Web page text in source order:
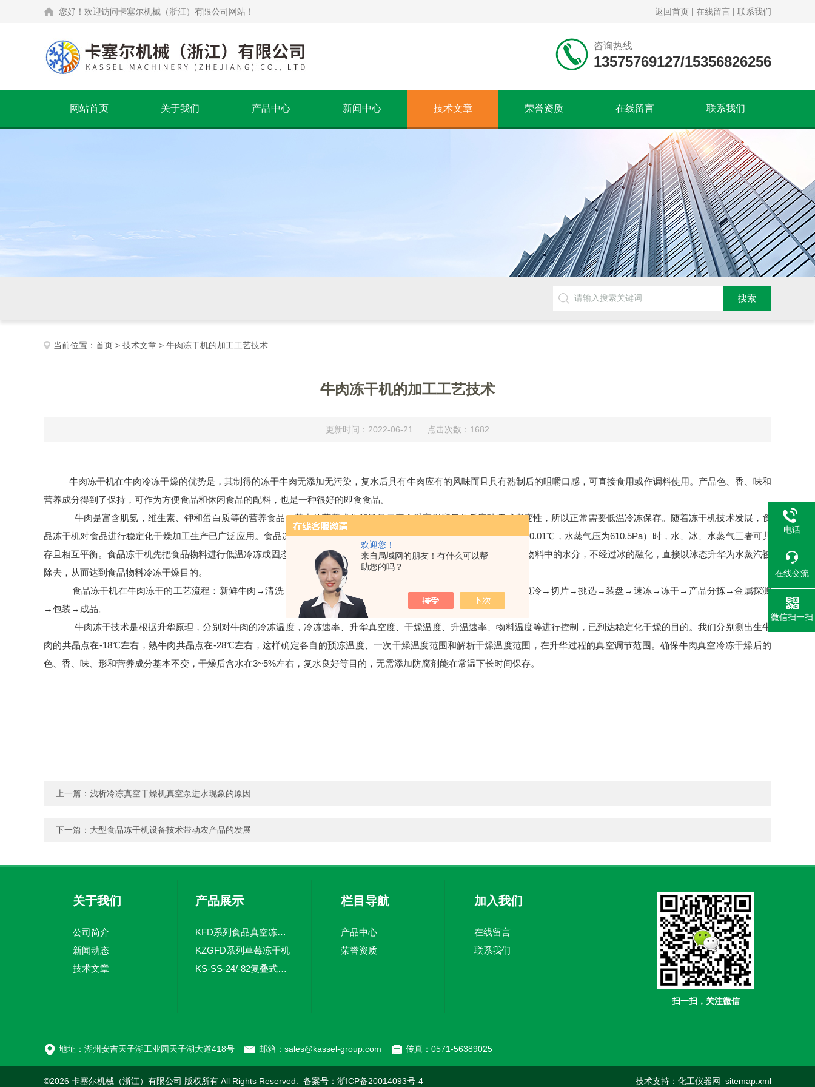
欢迎您！
来自局域网的朋友！有什么可以帮
助您的吗？
您好！欢迎访问卡塞尔机械（浙江）有限公司网站！ 返回首页 | 在线留言 | 联系我们
咨询热线
13575769127/15356826256
网站首页 关于我们 产品中心 新闻中心 技术文章 荣誉资质 在线留言 联系我们
当前位置： 首页 > 技术文章 > 牛肉冻干机的加工工艺技术
牛肉冻干机的加工工艺技术
更新时间：2022-06-21 点击次数：1682
牛肉冻干机在牛肉冷冻干燥的优势是，其制得的冻干牛肉无添加无污染，复水后具有牛肉应有的风味而且具有熟制后的咀嚼口感，可直接食用或作调料使用。产品色、香、味和
营养成分得到了保持，可作为方便食品和休闲食品的配料，也是一种很好的即食食品。
牛肉是富含肌氨，维生素、钾和蛋白质等的营养食品，其中的营养成分和微量元素会受高温和氧化反应破坏或者变性，所以正常需要低温冷冻保存。随着冻干机技术发展，食
品冻干机对食品进行稳定化干燥加工生产已广泛应用。食品冻干机的工作原理是基于水的三态变化，水在三相点（温度为0.01℃，水蒸气压为610.5Pa）时，水、冰、水蒸气三者可共
存且相互平衡。食品冻干机先把食品物料进行低温冷冻成固态，而后在高真空状态下，利用升华原理，使预先冻结的食品物料中的水分，不经过冰的融化，直接以冰态升华为水蒸汽被
除去，从而达到食品物料冷冻干燥目的。
食品冻干机在牛肉冻干的工艺流程：新鲜牛肉→清洗→分割→绞制→配料滚肉→灌肠制模→煮制→冷却→脱模→预冷→切片→挑选→装盘→速冻→冻干→产品分拣→金属探测
→包装→成品。
牛肉冻干技术是根据升华原理，分别对牛肉的冷冻温度，冷冻速率、升华真空度、干燥温度、升温速率、物料温度等进行控制，已到达稳定化干燥的目的。我们分别测出生牛
肉的共晶点在-18℃左右，熟牛肉共晶点在-28℃左右，这样确定各自的预冻温度、一次干燥温度范围和解析干燥温度范围，在升华过程的真空调节范围。确保牛肉真空冷冻干燥后的
色、香、味、形和营养成分基本不变，干燥后含水在3~5%左右，复水良好等目的，无需添加防腐剂能在常温下长时间保存。
上一篇： 浅析冷冻真空干燥机真空泵进水现象的原因
下一篇： 大型食品冻干机设备技术带动农产品的发展
关于我们
公司简介
新闻动态
技术文章
产品展示
KFD系列食品真空冻干机
KZGFD系列草莓冻干机
KS-SS-24/-82复叠式冷冻机
栏目导航
产品中心
荣誉资质
加入我们
在线留言
联系我们
扫一扫，关注微信
地址：湖州安吉天子湖工业园天子湖大道418号 邮箱：sales@kassel-group.com 传真：0571-56389025
©2026 卡塞尔机械（浙江）有限公司 版权所有 All Rights Reserved. 备案号： 浙ICP备20014093号-4 技术支持： 化工仪器网 sitemap.xml
电话
在线交流
微信扫一扫